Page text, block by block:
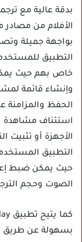
بدقة عالية مع
الأفلام من مصادر
بواجهة جميلة
التطبيق
خاص بهم حيث
وإنشاء قائمة
الحفظ والمزامنة
استئناف مشاهدة
الأجهزة أو تثبيت
التطبيق
حيث يمكن ضبط
الصوت وحجم
بسهولة عن طريق